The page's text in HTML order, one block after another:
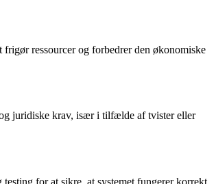
ressourcer og forbedrer den økonomiske
juridiske krav, især i tilfælde af tvister eller
for at sikre, at systemet fungerer korrekt